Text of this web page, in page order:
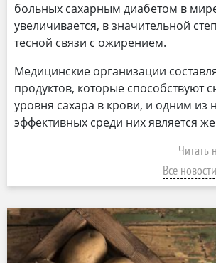
больных сахарным диабетом в
увеличивается, в значительной
тесной связи с ожирением.
Медицинские организации
продуктов, которые способствуют
уровня сахара в крови, и одним из
эффективных среди них является
Читать
Все